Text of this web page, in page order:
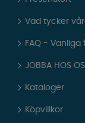
Vad tycker
FAQ - Vanliga
JOBBA HOS
Kataloger
Köpvillkor